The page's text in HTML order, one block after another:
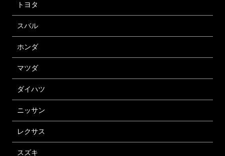
トヨタ
スバル
ホンダ
マツダ
ダイハツ
ニッサン
レクサス
スズキ